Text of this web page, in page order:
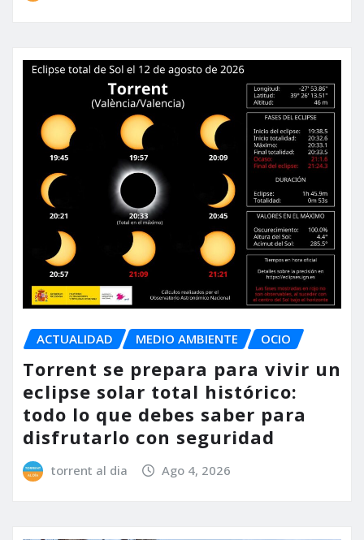
ACTUALIDAD MEDIO AMBIENTE OCIO
Torrent se prepara para vivir un
eclipse solar total histórico:
todo lo que debes saber para
disfrutarlo con seguridad
torrent al dia Ago 4, 2026